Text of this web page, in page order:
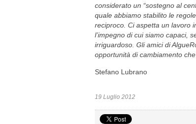
considerato un “sostegno al
quale abbiamo stabilito le
reciproco. Ci aspetta un lavoro
l’impegno di cui siamo capaci,
irriguardoso. Gli amici di
opportunità di cambiamento
Stefano Lubrano
19 Luglio 2012